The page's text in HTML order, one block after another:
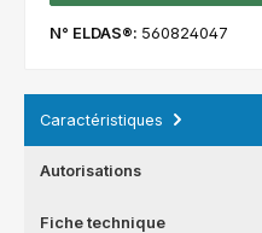
N° ELDAS®: 560824047
Caractéristiques
Autorisations
Fiche technique